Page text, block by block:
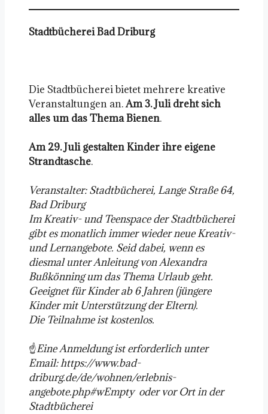
Stadtbücherei Bad Driburg
Die Stadtbücherei bietet mehrere kreative
Veranstaltungen an.Am 3. Juli dreht sich
alles um das Thema Bienen.
Am 29. Juli gestalten Kinder ihre eigene
Strandtasche.
Veranstalter: Stadtbücherei, Lange Straße 64,
Bad Driburg
Im Kreativ- und Teenspace der Stadtbücherei
gibt es monatlich immer wieder neue Kreativ-
und Lernangebote. Seid dabei, wenn es
diesmal unter Anleitung von Alexandra
Bußkönning um das Thema Urlaub geht.
Geeignet für Kinder ab 6 Jahren (jüngere
Kinder mit Unterstützung der Eltern).
Die Teilnahme ist kostenlos.
☝️Eine Anmeldung ist erforderlich unter
Email: https://www.bad-
driburg.de/de/wohnen/erlebnis-
angebote.php#wEmpty oder vor Ort in der
Stadtbücherei